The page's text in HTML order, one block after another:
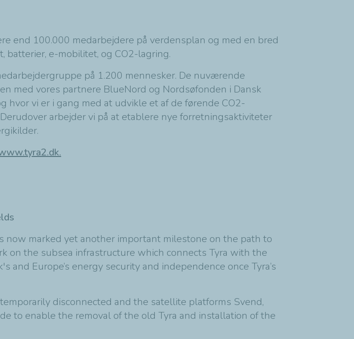
end 100.000 medarbejdere på verdensplan og med en bred
batterier, e-mobilitet, og CO2-lagring.
på 1.200 mennesker. De nuværende
med vores partnere BlueNord og Nordsøfonden i Dansk
vi er i gang med at udvikle et af de førende CO2-
arbejder vi på at etablere nye forretningsaktiviteter
now marked yet another important milestone on the path to
on the subsea infrastructure which connects Tyra with the
Europe’s energy security and independence once Tyra’s
disconnected and the satellite platforms Svend,
to enable the removal of the old Tyra and installation of the